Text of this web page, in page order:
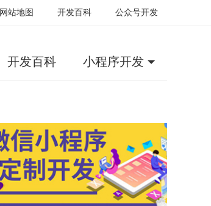
网站地图 开发百科 公众号开发
开发百科 小程序开发